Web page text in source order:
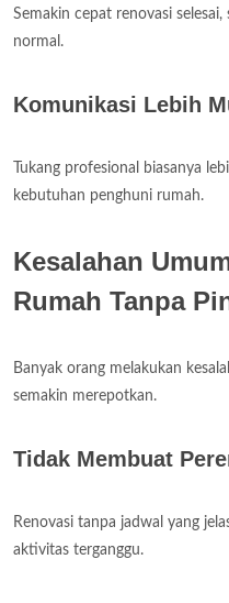
Semakin cepat renovasi
normal.
Komunikasi Lebih
Tukang profesional biasanya
kebutuhan penghuni rumah.
Kesalahan
Rumah Tanpa
Banyak orang melakukan
semakin merepotkan.
Tidak Membuat
Renovasi tanpa jadwal yang
aktivitas terganggu.